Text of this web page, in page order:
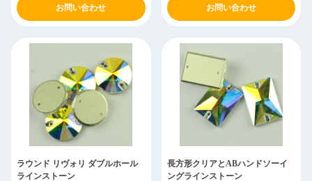
お問い合わせ お問い合わせ
ラウンド リヴォリ ダブルホール
ラインストーン
長方形クリアとABハンドソーイ
ングラインストーン